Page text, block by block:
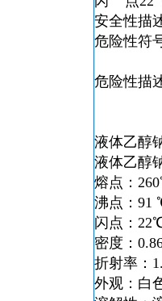
安全性描
危险性符
危险性描
液体乙醇
液体乙醇
熔点：
沸点：91
闪点：
密度：
折射率：
外观：白